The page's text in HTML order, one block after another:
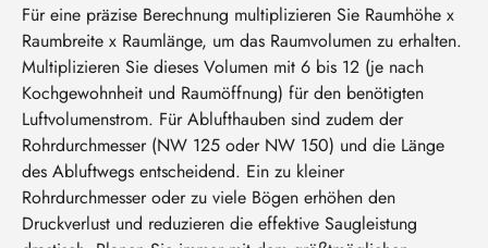
Für eine präzise Berechnung multiplizieren Sie Raumhöhe x
Raumbreite x Raumlänge, um das Raumvolumen zu erhalten.
Multiplizieren Sie dieses Volumen mit 6 bis 12 (je nach
Kochgewohnheit und Raumöffnung) für den benötigten
Luftvolumenstrom. Für Ablufthauben sind zudem der
Rohrdurchmesser (NW 125 oder NW 150) und die Länge
des Abluftwegs entscheidend. Ein zu kleiner
Rohrdurchmesser oder zu viele Bögen erhöhen den
Druckverlust und reduzieren die effektive Saugleistung